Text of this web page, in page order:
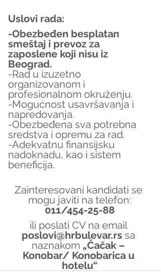
Uslovi rada:
-Obezbeđen besplatan
smeštaj i prevoz za
zaposlene koji nisu iz
Beograd.
-Rad u izuzetno
organizovanom i
profesionalnom okruženju.
-Mogućnost usavršavanja i
napredovanja.
-Obezbeđena sva potrebna
sredstva i opremu za rad.
-Adekvatnu finansijsku
nadoknadu, kao i sistem
beneficija.
Zainteresovani kandidati se
mogu javiti na telefon:
011/454-25-88
ili poslati CV na email
poslovi@hrbulevar.rs sa
naznakom „Čačak –
Konobar/ Konobarica u
hotelu“